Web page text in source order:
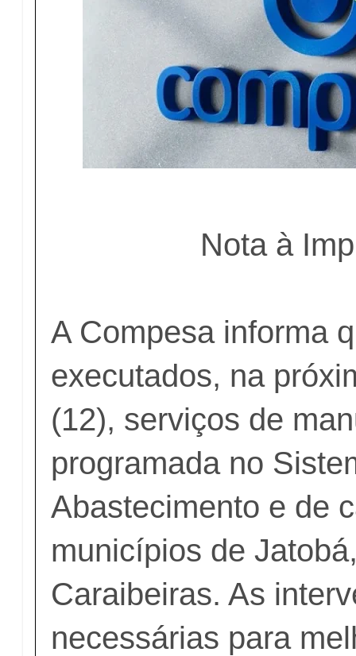
Nota à
A Compesa informa
executados, na
(12), serviços de
programada no
Abastecimento e de
municípios de
Caraibeiras. As
necessárias para